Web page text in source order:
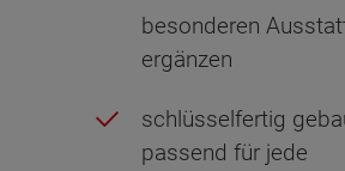
besonderen
ergänzen
schlüsselfertig
passend für jede